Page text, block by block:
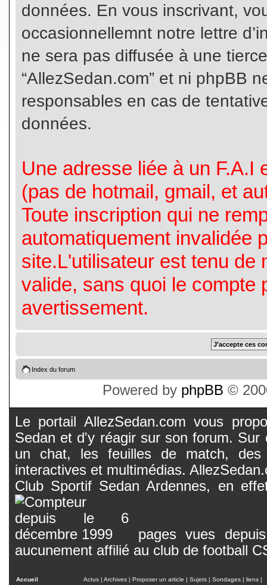
données. En vous inscrivant,
occasionnellemnt notre lettre
ne sera pas diffusée à une
“AllezSedan.com” et ni phpBB
responsables en cas de
données.
Une adresse liée à un F.A.I
(pas de hotmail, gmail, et
Toute inscription qui ne
automatiquement invalidée
site.L'utilisateur est tenu de
valide, sans quoi le compte
avertissement.
Index du forum
Powered by phpBB ©
Le portail AllezSedan.com vous
Sedan et d'y réagir sur son forum.
un chat, les feuilles de match, des
interactives et multimédias.
Club Sportif Sedan Ardennes, en
pages vues
aucunement affilié au club de football
Accueil Actus | Archives | Proposer un article | Sujets | Sondages | liens |